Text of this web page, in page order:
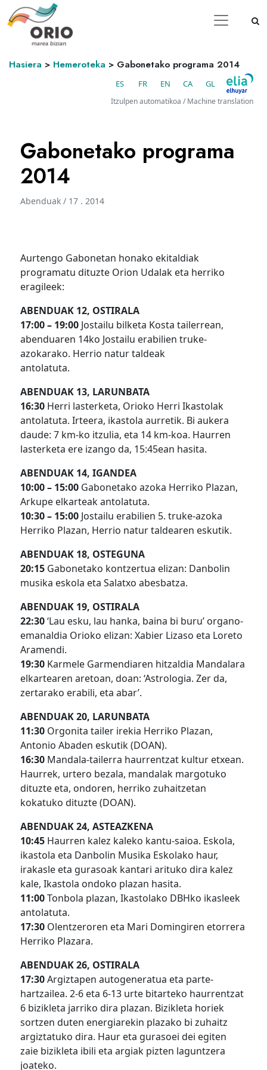
Hasiera > Hemeroteka > Gabonetako programa 2014
ES FR EN CA GL
Itzulpen automatikoa / Machine translation
Gabonetako programa
2014
Abenduak / 17 . 2014
Aurtengo Gabonetan honako ekitaldiak
programatu dituzte Orion Udalak eta herriko
eragileek:
ABENDUAK 12, OSTIRALA
17:00 – 19:00 Jostailu bilketa Kosta tailerrean,
abenduaren 14ko Jostailu erabilien truke-
azokarako. Herrio natur taldeak
antolatuta.
ABENDUAK 13, LARUNBATA
16:30 Herri lasterketa, Orioko Herri Ikastolak
antolatuta. Irteera, ikastola aurretik. Bi aukera
daude: 7 km-ko itzulia, eta 14 km-koa. Haurren
lasterketa ere izango da, 15:45ean hasita.
ABENDUAK 14, IGANDEA
10:00 – 15:00 Gabonetako azoka Herriko Plazan,
Arkupe elkarteak antolatuta.
10:30 – 15:00 Jostailu erabilien 5. truke-azoka
Herriko Plazan, Herrio natur taldearen eskutik.
ABENDUAK 18, OSTEGUNA
20:15 Gabonetako kontzertua elizan: Danbolin
musika eskola eta Salatxo abesbatza.
ABENDUAK 19, OSTIRALA
22:30‘Lau esku, lau hanka, baina bi buru’ organo-
emanaldia Orioko elizan: Xabier Lizaso eta Loreto
Aramendi.
19:30 Karmele Garmendiaren hitzaldia Mandalara
elkartearen aretoan, doan: ‘Astrologia. Zer da,
zertarako erabili, eta abar’.
ABENDUAK 20, LARUNBATA
11:30 Orgonita tailer irekia Herriko Plazan,
Antonio Abaden eskutik (DOAN).
16:30 Mandala-tailerra haurrentzat kultur etxean.
Haurrek, urtero bezala, mandalak margotuko
dituzte eta, ondoren, herriko zuhaitzetan
kokatuko dituzte (DOAN).
ABENDUAK 24, ASTEAZKENA
10:45 Haurren kalez kaleko kantu-saioa. Eskola,
ikastola eta Danbolin Musika Eskolako haur,
irakasle eta gurasoak kantari arituko dira kalez
kale, Ikastola ondoko plazan hasita.
11:00Tonbola plazan, Ikastolako DBHko ikasleek
antolatuta.
17:30 Olentzeroren eta Mari Domingiren etorrera
Herriko Plazara.
ABENDUAK 26, OSTIRALA
17:30Argiztapen autogeneratua eta parte-
hartzailea. 2-6 eta 6-13 urte bitarteko haurrentzat
6 bizikleta jarriko dira plazan. Bizikleta horiek
sortzen duten energiarekin plazako bi zuhaitz
argiztatuko dira. Haur eta gurasoei dei egiten
zaie bizikleta ibili eta argiak pizten laguntzera
joateko.